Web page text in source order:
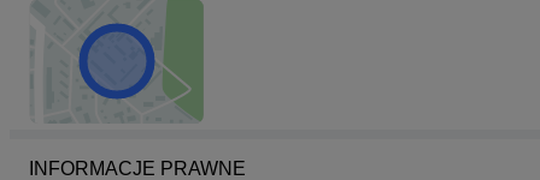
INFORMACJE PRAWNE